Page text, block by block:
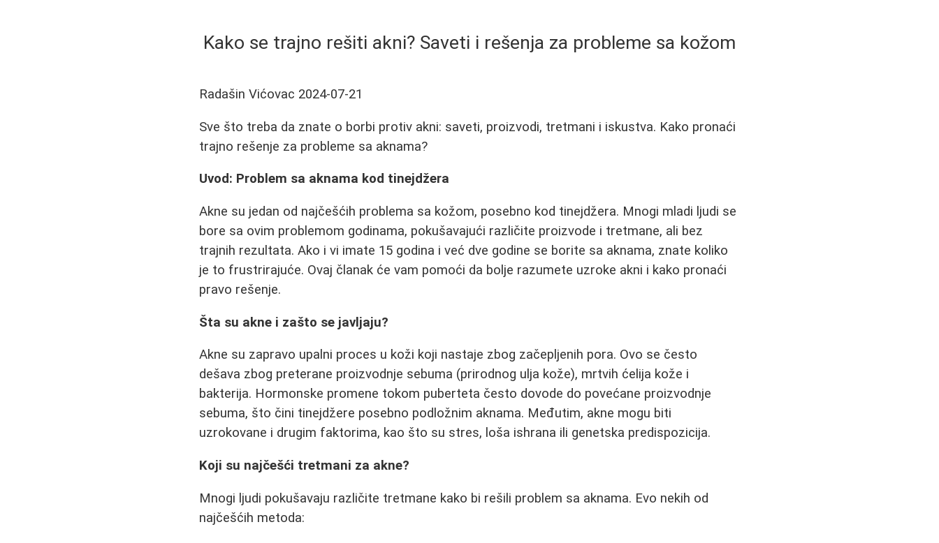
Kako se trajno rešiti akni? Saveti i rešenja za probleme sa kožom
Radašin Vićovac 2024-07-21
Sve što treba da znate o borbi protiv akni: saveti, proizvodi, tretmani i iskustva. Kako pronaći
trajno rešenje za probleme sa aknama?
Uvod: Problem sa aknama kod tinejdžera
Akne su jedan od najčešćih problema sa kožom, posebno kod tinejdžera. Mnogi mladi ljudi se
bore sa ovim problemom godinama, pokušavajući različite proizvode i tretmane, ali bez
trajnih rezultata. Ako i vi imate 15 godina i već dve godine se borite sa aknama, znate koliko
je to frustrirajuće. Ovaj članak će vam pomoći da bolje razumete uzroke akni i kako pronaći
pravo rešenje.
Šta su akne i zašto se javljaju?
Akne su zapravo upalni proces u koži koji nastaje zbog začepljenih pora. Ovo se često
dešava zbog preterane proizvodnje sebuma (prirodnog ulja kože), mrtvih ćelija kože i
bakterija. Hormonske promene tokom puberteta često dovode do povećane proizvodnje
sebuma, što čini tinejdžere posebno podložnim aknama. Međutim, akne mogu biti
uzrokovane i drugim faktorima, kao što su stres, loša ishrana ili genetska predispozicija.
Koji su najčešći tretmani za akne?
Mnogi ljudi pokušavaju različite tretmane kako bi rešili problem sa aknama. Evo nekih od
najčešćih metoda: